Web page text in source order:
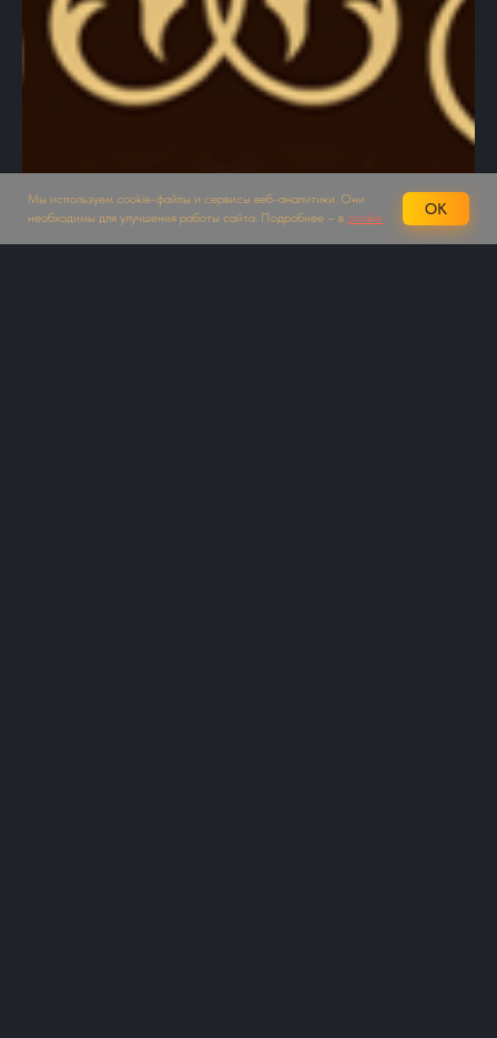
Мы используем cookie-файлы и сервисы веб-аналитики. Они
необходимы для улучшения работы сайта. Подробнее – в cookie
OK